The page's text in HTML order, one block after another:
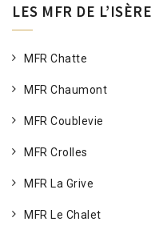
LES MFR DE L’ISÈRE
MFR Chatte
MFR Chaumont
MFR Coublevie
MFR Crolles
MFR La Grive
MFR Le Chalet